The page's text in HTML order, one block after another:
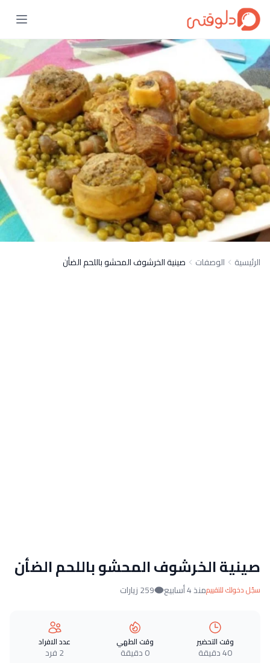
الرئيسية الوصفات صينية الخرشوف المحشو باللحم الضأن
صينية الخرشوف المحشو باللحم الضأن
سجّل دخولك للتقييممنذ 4 أسابيع 259 زيارات
وقت التحضير
40 دقيقة
وقت الطهي
0 دقيقة
عدد الافراد
2 فرد